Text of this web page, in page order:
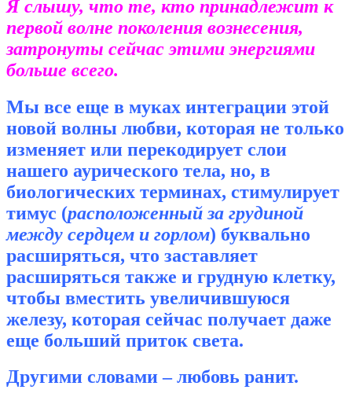
Я слышу, что те, кто принадлежит к
первой волне поколения вознесения,
затронуты сейчас этими энергиями
больше всего.
Мы все еще в муках интеграции этой
новой волны любви, которая не только
изменяет или перекодирует слои
нашего аурического тела, но, в
биологических терминах, стимулирует
тимус (расположенный за грудиной
между сердцем и горлом) буквально
расширяться, что заставляет
расширяться также и грудную клетку,
чтобы вместить увеличившуюся
железу, которая сейчас получает даже
еще больший приток света.
Другими словами – любовь ранит.